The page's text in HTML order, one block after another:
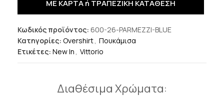
ΜΕ ΚΑΡΤΑ ή ΤΡΑΠΕΖΙΚΗ ΚΑΤΑΘΕΣΗ
Κωδικός προϊόντος: 600-26-PARMEZZI-BLUE
Κατηγορίες: Overshirt, Πουκάμισα
Ετικέτες: New In , Vittorio
Διαθέσιμα Χρώματα: